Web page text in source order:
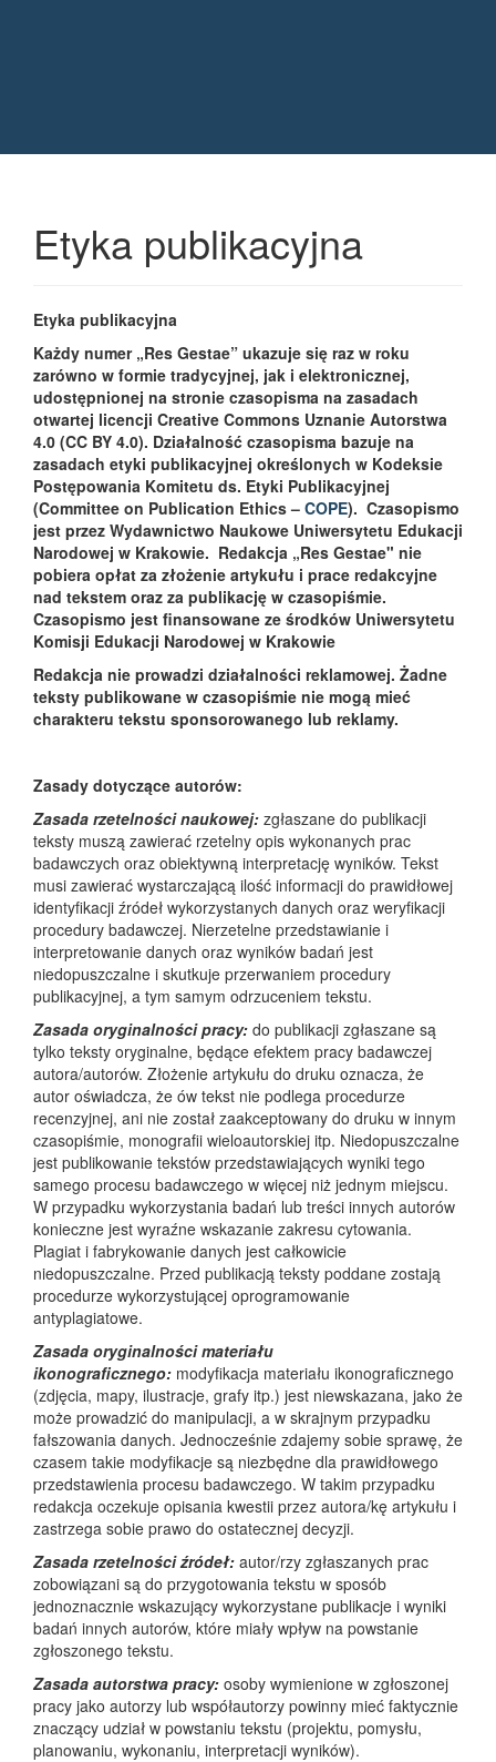
Main Content
Etyka publikacyjna
Etyka publikacyjna
Każdy numer „Res Gestae” ukazuje się raz w roku
zarówno w formie tradycyjnej, jak i elektronicznej,
udostępnionej na stronie czasopisma na zasadach
otwartej licencji Creative Commons Uznanie Autorstwa
4.0 (CC BY 4.0). Działalność czasopisma bazuje na
zasadach etyki publikacyjnej określonych w Kodeksie
Postępowania Komitetu ds. Etyki Publikacyjnej
(Committee on Publication Ethics ­– COPE). Czasopismo
jest przez Wydawnictwo Naukowe Uniwersytetu Edukacji
Narodowej w Krakowie. Redakcja „Res Gestae" nie
pobiera opłat za złożenie artykułu i prace redakcyjne
nad tekstem oraz za publikację w czasopiśmie.
Czasopismo jest finansowane ze środków Uniwersytetu
Komisji Edukacji Narodowej w Krakowie
Redakcja nie prowadzi działalności reklamowej. Żadne
teksty publikowane w czasopiśmie nie mogą mieć
charakteru tekstu sponsorowanego lub reklamy.
Zasady dotyczące autorów:
Zasada rzetelności naukowej: zgłaszane do publikacji
teksty muszą zawierać rzetelny opis wykonanych prac
badawczych oraz obiektywną interpretację wyników. Tekst
musi zawierać wystarczającą ilość informacji do prawidłowej
identyfikacji źródeł wykorzystanych danych oraz weryfikacji
procedury badawczej. Nierzetelne przedstawianie i
interpretowanie danych oraz wyników badań jest
niedopuszczalne i skutkuje przerwaniem procedury
publikacyjnej, a tym samym odrzuceniem tekstu.
Zasada oryginalności pracy: do publikacji zgłaszane są
tylko teksty oryginalne, będące efektem pracy badawczej
autora/autorów. Złożenie artykułu do druku oznacza, że
autor oświadcza, że ów tekst nie podlega procedurze
recenzyjnej, ani nie został zaakceptowany do druku w innym
czasopiśmie, monografii wieloautorskiej itp. Niedopuszczalne
jest publikowanie tekstów przedstawiających wyniki tego
samego procesu badawczego w więcej niż jednym miejscu.
W przypadku wykorzystania badań lub treści innych autorów
konieczne jest wyraźne wskazanie zakresu cytowania.
Plagiat i fabrykowanie danych jest całkowicie
niedopuszczalne. Przed publikacją teksty poddane zostają
procedurze wykorzystującej oprogramowanie
antyplagiatowe.
Zasada oryginalności materiału
ikonograficznego: modyfikacja materiału ikonograficznego
(zdjęcia, mapy, ilustracje, grafy itp.) jest niewskazana, jako że
może prowadzić do manipulacji, a w skrajnym przypadku
fałszowania danych. Jednocześnie zdajemy sobie sprawę, że
czasem takie modyfikacje są niezbędne dla prawidłowego
przedstawienia procesu badawczego. W takim przypadku
redakcja oczekuje opisania kwestii przez autora/kę artykułu i
zastrzega sobie prawo do ostatecznej decyzji.
Zasada rzetelności źródeł: autor/rzy zgłaszanych prac
zobowiązani są do przygotowania tekstu w sposób
jednoznacznie wskazujący wykorzystane publikacje i wyniki
badań innych autorów, które miały wpływ na powstanie
zgłoszonego tekstu.
Zasada autorstwa pracy: osoby wymienione w zgłoszonej
pracy jako autorzy lub współautorzy powinny mieć faktycznie
znaczący udział w powstaniu tekstu (projektu, pomysłu,
planowaniu, wykonaniu, interpretacji wyników).